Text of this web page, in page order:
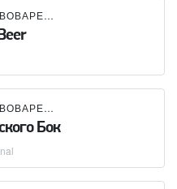
МОСКОВСКАЯ ПИВОВАРЕННАЯ КОМПАНИЯ (МПК)
МОСКОВСКАЯ ПИВОВАРЕННАЯ КОМПАНИЯ (МПК)
Бок